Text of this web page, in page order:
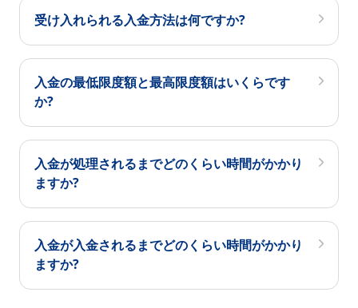
受け入れられる入金方法は何ですか?
入金の最低限度額と最高限度額はいくらです
か?
入金が処理されるまでどのくらい時間がかかり
ますか?
入金が入金されるまでどのくらい時間がかかり
ますか?